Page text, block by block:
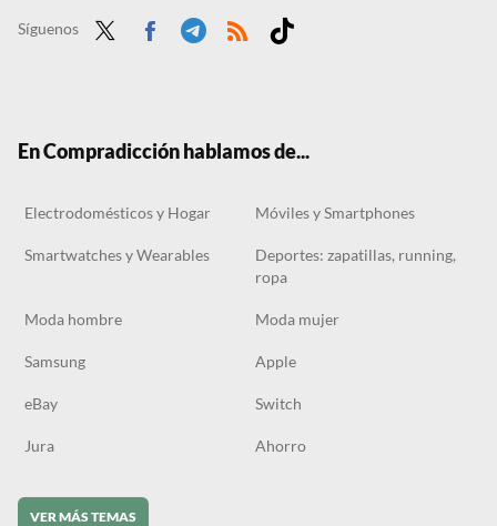
Síguenos
En Compradicción hablamos de...
Electrodomésticos y Hogar Móviles y Smartphones
Smartwatches y Wearables
Deportes: zapatillas, running,
ropa
Moda hombre Moda mujer
Samsung Apple
eBay Switch
Jura Ahorro
VER MÁS TEMAS